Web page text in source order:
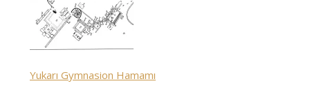
Yukarı Gymnasion Hamamı